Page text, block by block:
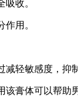
收。
用。
减轻敏感度，抑
该膏体可以帮助